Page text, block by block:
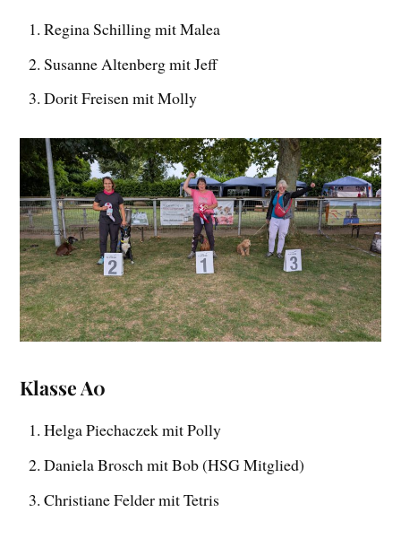
Regina Schilling mit Malea
Susanne Altenberg mit Jeff
Dorit Freisen mit Molly
Klasse A0
Helga Piechaczek mit Polly
Daniela Brosch mit Bob(HSG Mitglied)
Christiane Felder mit Tetris